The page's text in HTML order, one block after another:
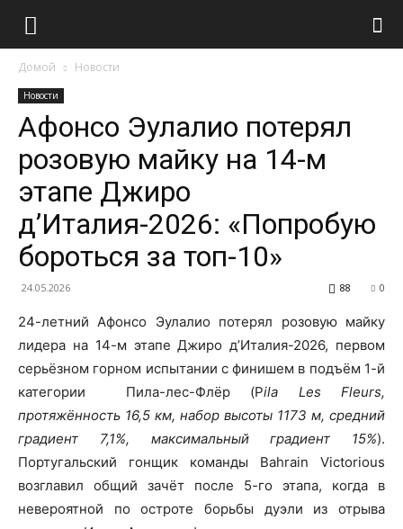
Домой Новости
Новости
Афонсо Эулалио потерял
розовую майку на 14-м
этапе Джиро
д’Италия-2026: «Попробую
бороться за топ-10»
24.05.2026 0
88
24-летний Афонсо Эулалио потерял розовую майку
лидера на 14-м этапе Джиро д’Италия-2026, первом
серьёзном горном испытании с финишем в подъём 1-й
категории Пила-лес-Флёр (Pila Les Fleurs,
протяжённость 16,5 км, набор высоты 1173 м, средний
градиент 7,1%, максимальный градиент 15%).
Португальский гонщик команды Bahrain Victorious
возглавил общий зачёт после 5-го этапа, когда в
невероятной по остроте борьбы дуэли из отрыва